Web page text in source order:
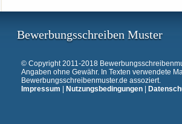
Bewerbungsschreiben Muster
© Copyright 2011-2018
Angaben ohne Gewähr. In Texten verwendete
Bewerbungsschreibenmuster.de assoziert.
Impressum
Nutzungsbedingungen